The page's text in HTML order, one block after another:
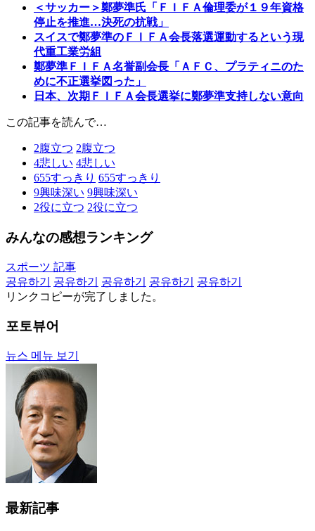
＜サッカー＞鄭夢準氏「ＦＩＦＡ倫理委が１９年資格
停止を推進…決死の抗戦」
スイスで鄭夢準のＦＩＦＡ会長落選運動するという現
代重工業労組
鄭夢準ＦＩＦＡ名誉副会長「ＡＦＣ、プラティニのた
めに不正選挙図った」
日本、次期ＦＩＦＡ会長選挙に鄭夢準支持しない意向
この記事を読んで…
2腹立つ 2腹立つ
4悲しい 4悲しい
655すっきり 655すっきり
9興味深い 9興味深い
2役に立つ 2役に立つ
みんなの感想ランキング
スポーツ 記事
공유하기
공유하기 공유하기 공유하기
공유하기
リンクコピーが完了しました。
포토뷰어
뉴스 메뉴 보기
最新記事